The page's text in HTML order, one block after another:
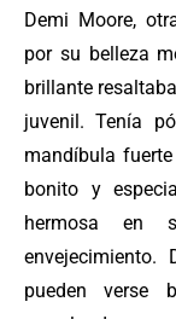
Demi Moore,
por su belleza
brillante
juvenil. Tenía
mandíbula
bonito y
hermosa en
envejecimiento.
pueden verse